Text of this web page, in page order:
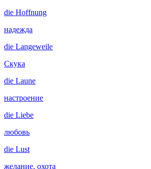
die Hoffnung
надежда
die Langeweile
Скука
die Laune
настроение
die Liebe
любовь
die Lust
желание, охота